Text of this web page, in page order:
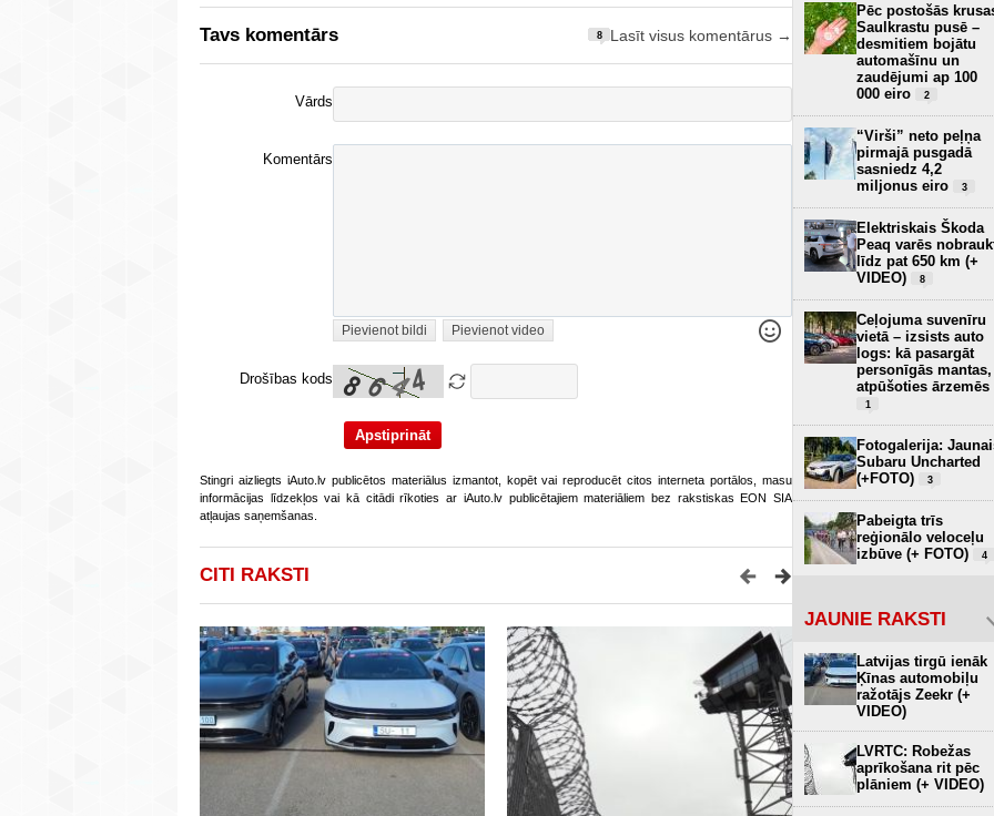
Tavs komentārs 8 Lasīt visus komentārus →
Vārds
Komentārs
Pievienot bildi Pievienot video
Drošības kods
Stingri aizliegts iAuto.lv publicētos materiālus izmantot, kopēt vai reproducēt citos interneta portālos, masu
informācijas līdzekļos vai kā citādi rīkoties ar iAuto.lv publicētajiem materiāliem bez rakstiskas EON SIA
atļaujas saņemšanas.
CITI RAKSTI
Pēc postošās
Saulkrastu pusē –
desmitiem bojātu
automašīnu un
zaudējumi ap 100
000 eiro
2
“Virši” neto peļņa
pirmajā pusgadā
sasniedz 4,2
miljonus eiro
3
Elektriskais Škoda
Peaq varēs
līdz pat 650 km (+
VIDEO)
8
Ceļojuma suvenīru
vietā – izsists auto
logs: kā pasargāt
personīgās mantas,
atpūšoties ārzemēs
1
Fotogalerija:
Subaru Uncharted
(+FOTO)
3
Pabeigta trīs
reģionālo veloceļu
izbūve (+ FOTO)
4
JAUNIE RAKSTI
Latvijas tirgū ienāk
Ķīnas automobiļu
ražotājs Zeekr (+
VIDEO)
LVRTC: Robežas
aprīkošana rit pēc
plāniem (+ VIDEO)